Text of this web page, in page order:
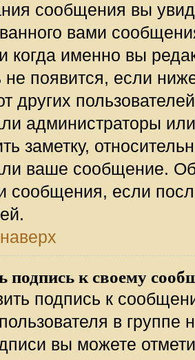
сообщения вы
вами
когда именно вы
не появится, если
других
администраторы
заметку,
ваше сообщение.
сообщения, если
подпись к своему
подпись к
в
вы можете